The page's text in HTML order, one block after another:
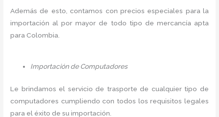
Además de esto, contamos con precios especiales para la
importación al por mayor de todo tipo de mercancía apta
para Colombia.
Importación de Computadores
Le brindamos el servicio de trasporte de cualquier tipo de
computadores cumpliendo con todos los requisitos legales
para el éxito de su importación.